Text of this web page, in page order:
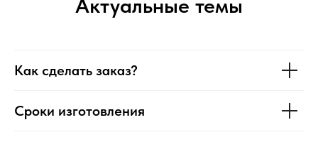
Актуальные темы
Как сделать заказ?
Сроки изготовления